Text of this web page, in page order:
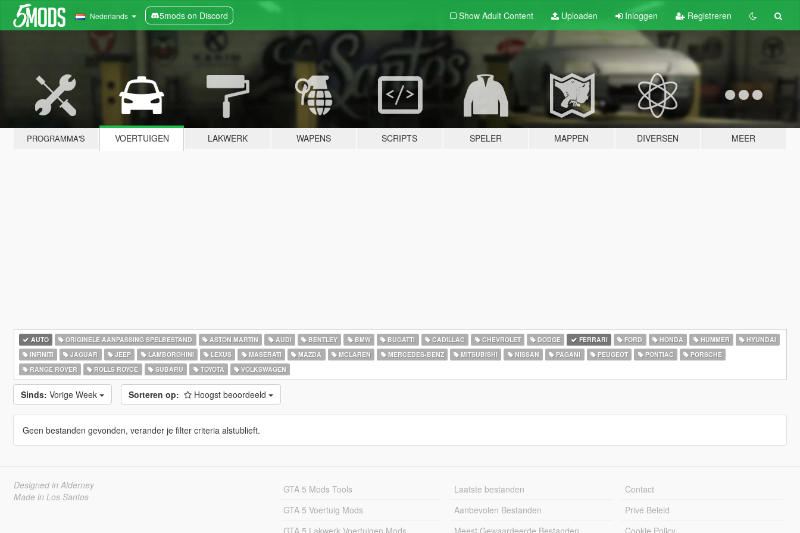
Nederlands 5mods on Discord Show Adult Content Uploaden Inloggen Registreren
PROGRAMMA'S VOERTUIGEN LAKWERK WAPENS SCRIPTS SPELER MAPPEN DIVERSEN MEER
AUTO ORIGINELE AANPASSING SPELBESTAND ASTON MARTIN AUDI BENTLEY BMW BUGATTI CADILLAC CHEVROLET DODGE FERRARI FORD HONDA HUMMER
HYUNDAI
INFINITI
JAGUAR JEEP LAMBORGHINI LEXUS MASERATI MAZDA MCLAREN MERCEDES-BENZ MITSUBISHI NISSAN PAGANI PEUGEOT PONTIAC
PORSCHE
RANGE ROVER
ROLLS ROYCE SUBARU TOYOTA VOLKSWAGEN
Sinds: Vorige Week Sorteren op: Hoogst beoordeeld
Geen bestanden gevonden, verander je filter criteria alstublieft.
Designed in Alderney
Made in Los Santos
GTA 5 Mods Tools
GTA 5 Voertuig Mods
GTA 5 Lakwerk Voertuigen Mods
Laatste bestanden
Aanbevolen Bestanden
Meest Gewaardeerde Bestanden
Contact
Privé Beleid
Cookie Policy